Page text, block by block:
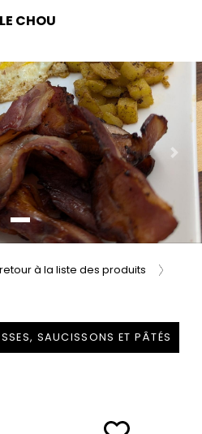
CHOU
Next
SAUCISSONS ET PÂTÉS
retour à la liste des produits